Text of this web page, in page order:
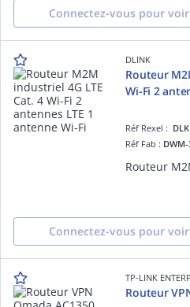
Connectez-vous pour
DLINK
Routeur
Wi-Fi 2
Réf Rexel :
Réf Fab :
Connectez-vous pour
TP-LINK
Routeur